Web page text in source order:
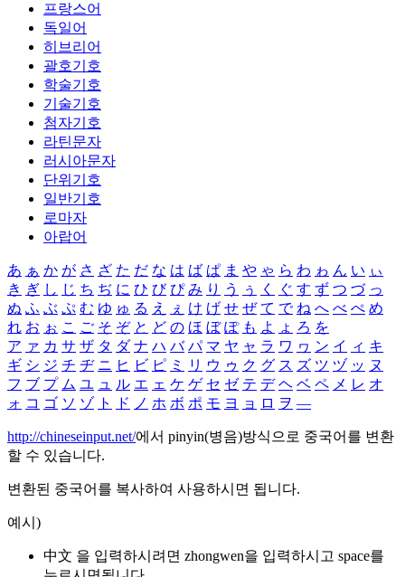
프랑스어
독일어
히브리어
괄호기호
학술기호
기술기호
첨자기호
라틴문자
러시아문자
단위기호
일반기호
로마자
아랍어
あ ぁ か が さ ざ た だ な は ば ぱ ま や ゃ ら わ ゎ ん い ぃ
き ぎ し じ ち ぢ に ひ び ぴ み り う ぅ く ぐ す ず つ づ っ
ぬ ふ ぶ ぷ む ゆ ゅ る え ぇ け げ せ ぜ て で ね へ べ ぺ め
れ お ぉ こ ご そ ぞ と ど の ほ ぼ ぽ も よ ょ ろ を
ア ァ カ サ ザ タ ダ ナ ハ バ パ マ ヤ ャ ラ ワ ヮ ン イ ィ キ
ギ シ ジ チ ヂ ニ ヒ ビ ピ ミ リ ウ ゥ ク グ ス ズ ツ ヅ ッ ヌ
フ ブ プ ム ユ ュ ル エ ェ ケ ゲ セ ゼ テ デ ヘ ベ ペ メ レ オ
ォ コ ゴ ソ ゾ ト ド ノ ホ ボ ポ モ ヨ ョ ロ ヲ ―
http://chineseinput.net/에서 pinyin(병음)방식으로 중국어를 변환
할 수 있습니다.
변환된 중국어를 복사하여 사용하시면 됩니다.
예시)
中文 을 입력하시려면 zhongwen을 입력하시고 space를